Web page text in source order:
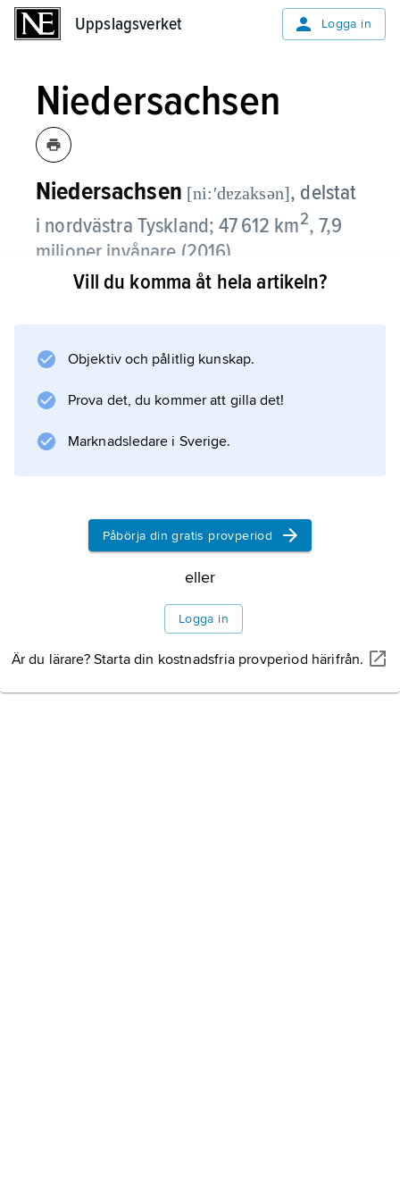
Uppslagsverket Logga in
Niedersachsen
Niedersachsen [ni:ʹdɐzaksən], delstat
i nordvästra Tyskland; 47 612 km2, 7,9
miljoner invånare (2016).
Niedersachsen, som är den näst största
Förutom mindre höglandsområden i söder vid
Harz domineras landskapsbilden av det
nordtyska låglandet. Andra kännemärken är
Lüneburger Heide i nordöst och det
Historia
Information om artikeln
Vill du komma åt hela artikeln?
Objektiv och pålitlig kunskap.
Prova det, du kommer att gilla det!
Marknadsledare i Sverige.
Påbörja din gratis provperiod
eller
Logga in
Är du lärare? Starta din kostnadsfria provperiod härifrån.